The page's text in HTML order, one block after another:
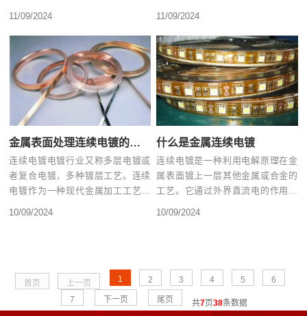
11/09/2024 11/09/2024
金属表面处理连续电镀的优缺点
连续电镀电镀行业又称多层电镀或
者复合电镀，多种镀层工艺。连续
电镀作为一种现代金属加工工艺，
10/09/2024
什么是金属连续电镀
连续电镀是一种利用电解原理在金
属表面镀上一层其他金属或合金的
工艺。它通过外界直流电的作用，
10/09/2024
首页 上一页 1 2 3 4 5 6
7 下一页 尾页 共7页38条数据